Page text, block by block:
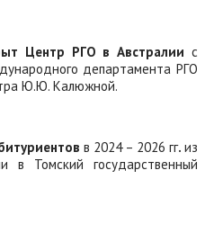
Центр РГО в Австралии с
департамента РГО
Ю.Ю. Калюжной.
в 2024 – 2026 гг. из
Томский государственный